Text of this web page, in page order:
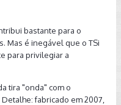
bastante para o
Mas é inegável que o TSi
para privilegiar a
tira "onda" com o
fabricado em 2007,